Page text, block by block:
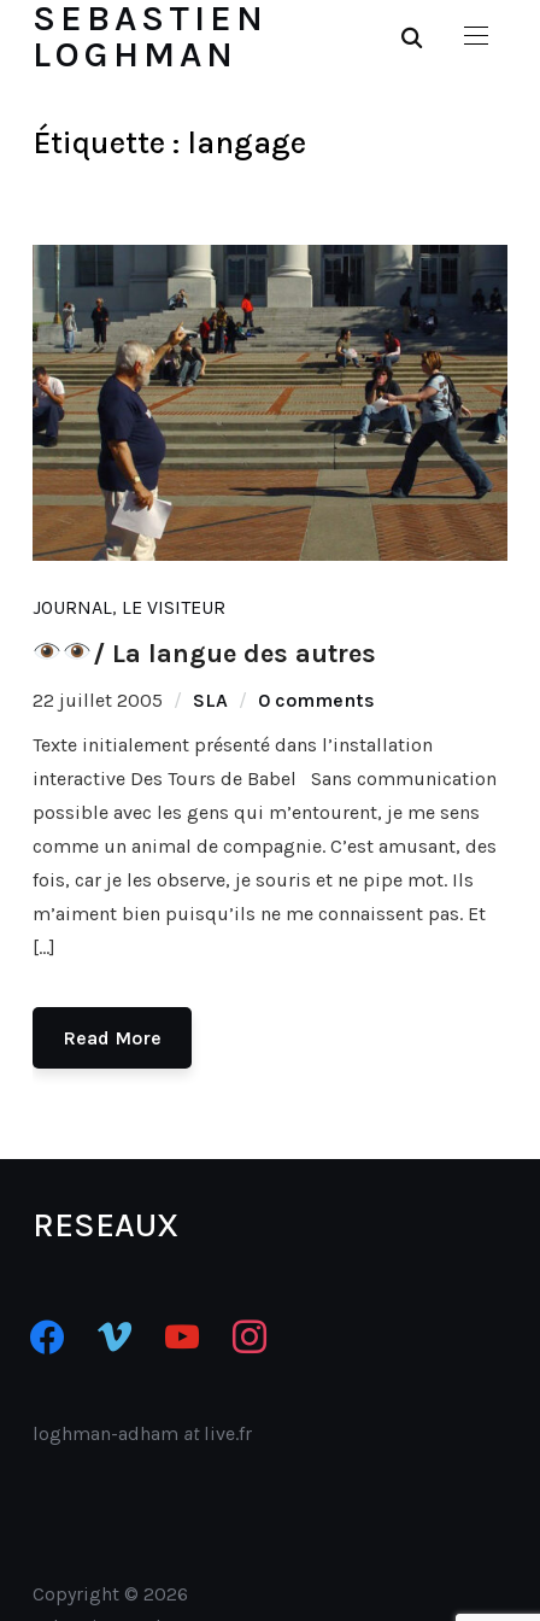
SEBASTIEN
LOGHMAN
Étiquette : langage
JOURNAL, LE VISITEUR
/ La langue des autres
22 juillet 2005 SLA
0 comments
Texte initialement présenté dans l’installation
interactive Des Tours de Babel Sans communication
possible avec les gens qui m’entourent, je me sens
comme un animal de compagnie. C’est amusant, des
fois, car je les observe, je souris et ne pipe mot. Ils
m’aiment bien puisqu’ils ne me connaissent pas. Et
[…]
Read More
RESEAUX
facebookvimeo youtube instagram
loghman-adham atlive.fr
Copyright © 2026